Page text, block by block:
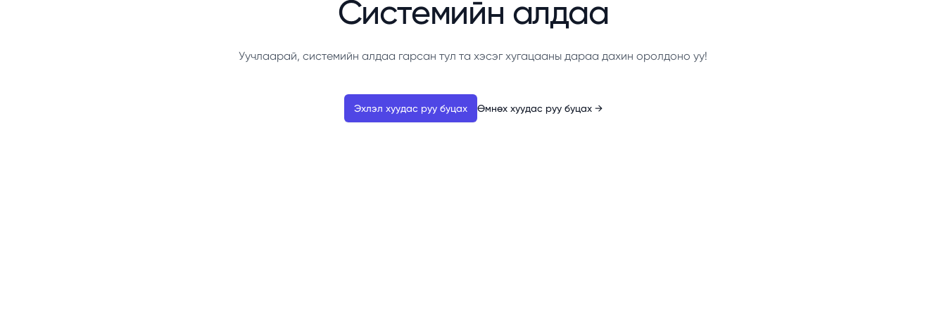
Системийн алдаа
Уучлаарай, системийн алдаа гарсан тул та хэсэг хугацааны дараа дахин оролдоно уу!
Эхлэл хуудас руу буцах Өмнөх хуудас руу буцах →